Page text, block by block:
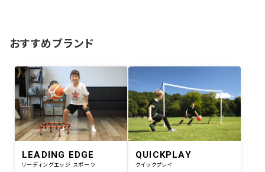
おすすめブランド
LEADING EDGE
リーディングエッジ スポーツ
QUICKPLAY
クイックプレイ